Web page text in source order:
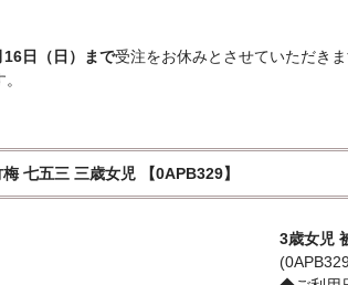
日（日）まで受注をお休みとさせていただきま
七五三 三歳女児 【0APB329】
3歳女児